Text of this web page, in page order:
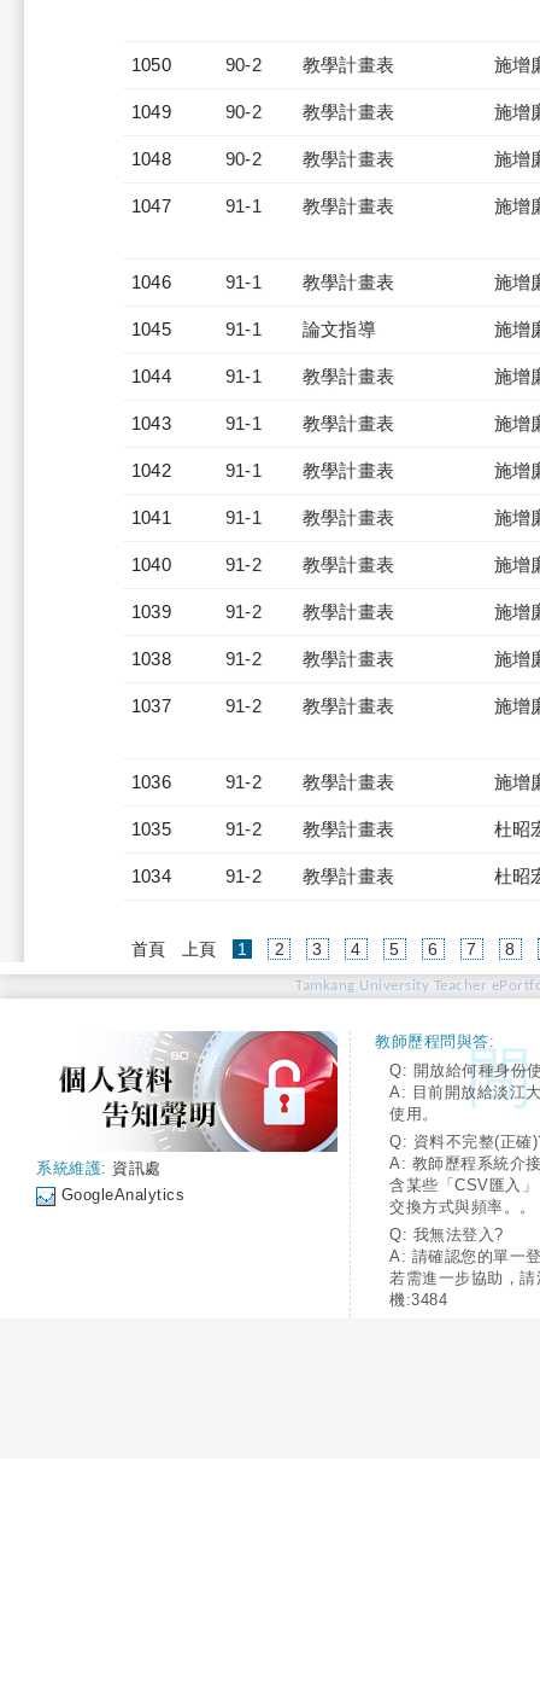
1050 90-2 教學計畫表 施增
1049 90-2 教學計畫表 施增
1048 90-2 教學計畫表 施增
1047 91-1 教學計畫表 施增
1046 91-1 教學計畫表 施增
1045 91-1 論文指導 施增
1044 91-1 教學計畫表 施增
1043 91-1 教學計畫表 施增
1042 91-1 教學計畫表 施增
1041 91-1 教學計畫表 施增
1040 91-2 教學計畫表 施增
1039 91-2 教學計畫表 施增
1038 91-2 教學計畫表 施增
1037 91-2 教學計畫表 施增
1036 91-2 教學計畫表 施增
1035 91-2 教學計畫表 杜昭
1034 91-2 教學計畫表 杜昭
首頁 上頁 1 (current)
2 3 4 5 6 7 8
Tamkang University Teacher
系統維護: 資訊處
GoogleAnalytics
教師歷程問與答:
Q: 開放給何種身份
A: 目前開放給淡江
使用。
Q: 資料不完整(正確
A: 教師歷程系統介
含某些「CSV匯入
交換方式與頻率。。
Q: 我無法登入?
A: 請確認您的單一
若需進一步協助，
機:3484